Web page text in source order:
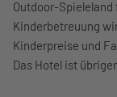
Outdoor-
Kinderbetreuung
Kinderpreise und
Das Hotel ist